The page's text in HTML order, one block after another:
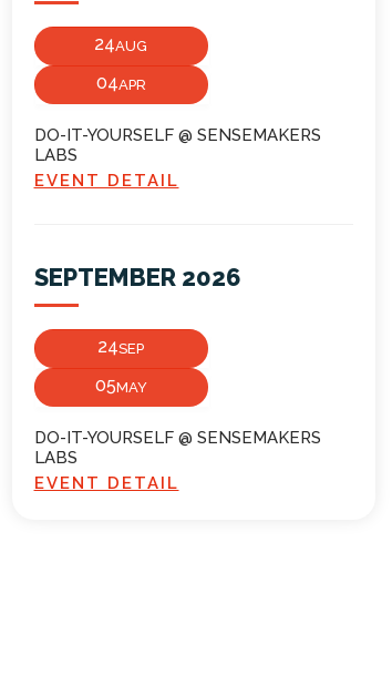
24AUG
04APR
DO-IT-YOURSELF @ SENSEMAKERS
LABS
EVENT DETAIL
SEPTEMBER 2026
24SEP
05MAY
DO-IT-YOURSELF @ SENSEMAKERS
LABS
EVENT DETAIL